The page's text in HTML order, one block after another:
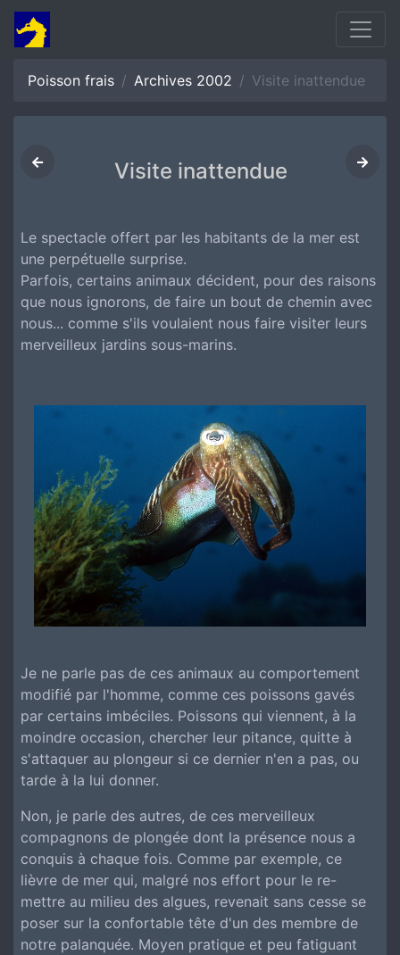
Poisson frais Archives 2002 Visite inattendue
Visite inattendue
Le spectacle offert par les habitants de la mer est
une perpétuelle surprise.
Parfois, certains animaux décident, pour des raisons
que nous ignorons, de faire un bout de chemin avec
nous... comme s'ils voulaient nous faire visiter leurs
merveilleux jardins sous-marins.
Je ne parle pas de ces animaux au comportement
modifié par l'homme, comme ces poissons gavés
par certains imbéciles. Poissons qui viennent, à la
moindre occasion, chercher leur pitance, quitte à
s'attaquer au plongeur si ce dernier n'en a pas, ou
tarde à la lui donner.
Non, je parle des autres, de ces merveilleux
compagnons de plongée dont la présence nous a
conquis à chaque fois. Comme par exemple, ce
lièvre de mer qui, malgré nos effort pour le re-
mettre au milieu des algues, revenait sans cesse se
poser sur la confortable tête d'un des membre de
notre palanquée. Moyen pratique et peu fatiguant